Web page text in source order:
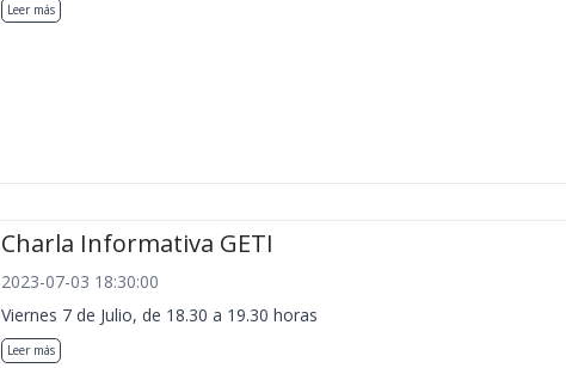
Leer más
Charla Informativa GETI
2023-07-03 18:30:00
Viernes 7 de Julio, de 18.30 a 19.30 horas
Leer más